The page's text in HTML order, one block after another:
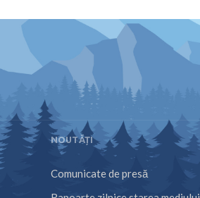
NOUTĂȚI
Comunicate de presă